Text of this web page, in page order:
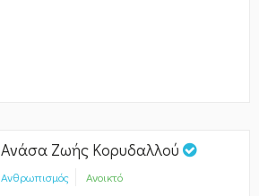
Ανάσα Ζωής Κορυδαλλού
Ανθρωπισμός Ανοικτό